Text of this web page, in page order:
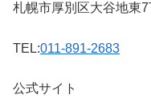
札幌市厚別区大谷地東
TEL:011-891-2683
公式サイト